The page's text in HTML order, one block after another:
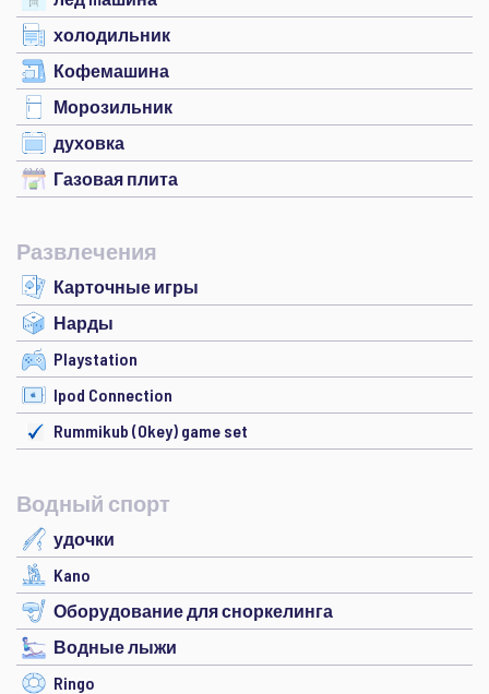
холодильник
Кофемашина
Морозильник
духовка
Газовая плита
Развлечения
Карточные игры
Нарды
Playstation
Ipod Connection
Rummikub (Okey) game set
Водный спорт
удочки
Kano
Оборудование для сноркелинга
Водные лыжи
Ringo